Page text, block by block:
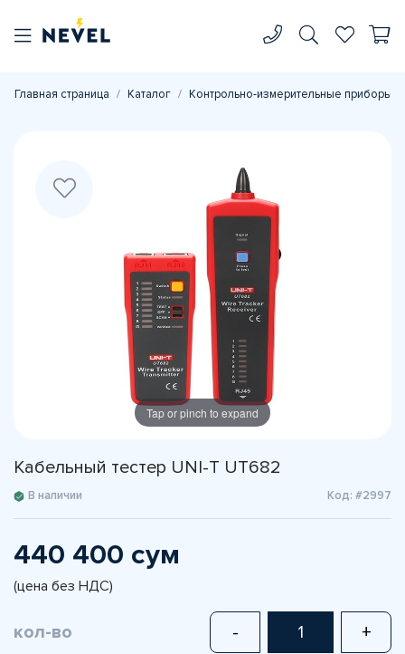
Главная страница Каталог Контрольно-измерительные приборы
Tap or pinch to expand
Кабельный тестер UNI-T UT682
В наличии Код: #2997
440 400 сум
(цена без НДС)
кол-во - +